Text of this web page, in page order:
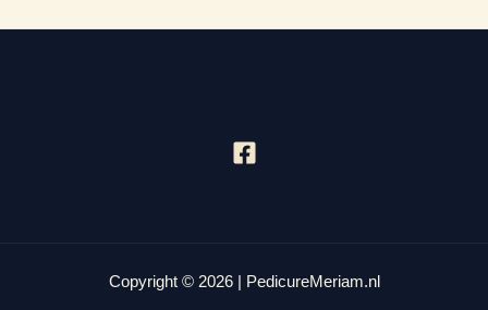
Copyright © 2026 | PedicureMeriam.nl